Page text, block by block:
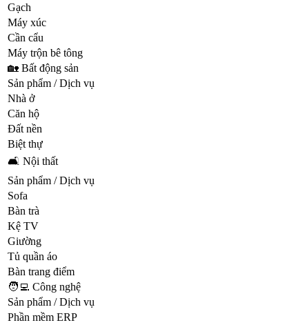
Gạch
Máy xúc
Cần cẩu
Máy trộn bê tông
🏡 Bất động sản
Sản phẩm / Dịch vụ
Nhà ở
Căn hộ
Đất nền
Biệt thự
🛋️ Nội thất
Sản phẩm / Dịch vụ
Sofa
Bàn trà
Kệ TV
Giường
Tủ quần áo
Bàn trang điểm
🧑‍💻 Công nghệ
Sản phẩm / Dịch vụ
Phần mềm ERP